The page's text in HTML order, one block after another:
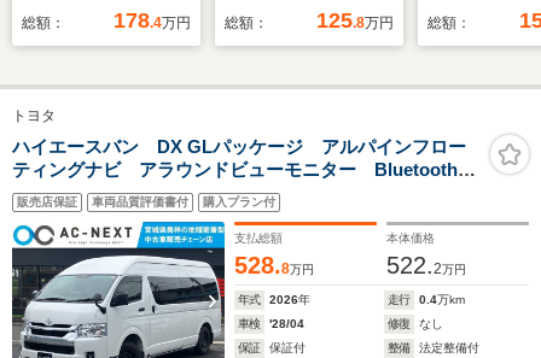
ナビアラウンドビュー
総額： 178.4万円
カメラ 左側電動スラ
ル レーンディパーチ
ーキング オートエア
コン プッシュエンジ
ンスタート ETC
総額： 125.8万円
ソナー 衝突
プ スマート
電動格納ミラ
トヒーター
総額：
トヨタ
ハイエースバン DX GLパッケージ アルパインフロー
ティングナビ アラウンドビューモニター Bluetooth
CD DVD LEDヘッドライト フォグランプモデリスタ
エアロ HDMI USBポート 100Wコンセント ドリン
クホルダー
販売店保証 車両品質評価書付 購入プラン付
支払総額
528.8万円
本体価格
522.2万円
年式 2026年 走行 0.4万km
車検
'28/04 修復
なし
保証
保証付 整備
法定整備付